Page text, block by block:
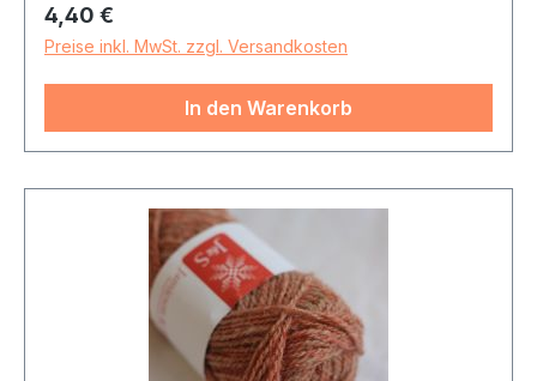
Regulärer Preis:
4,40 €
Preise inkl. MwSt. zzgl. Versandkosten
In den Warenkorb